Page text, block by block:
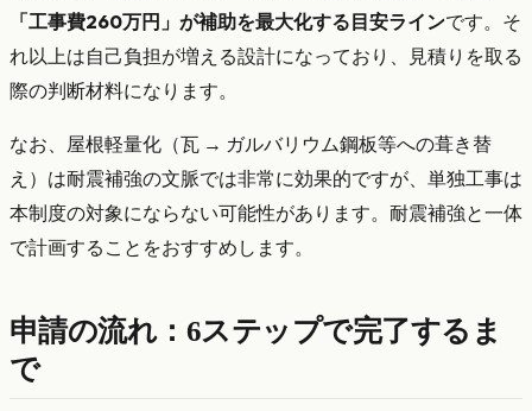
「工事費260万円」が補助を最大化する目安ラインです。そ
れ以上は自己負担が増える設計になっており、見積りを取る
際の判断材料になります。
なお、屋根軽量化（瓦 → ガルバリウム鋼板等への葺き替
え）は耐震補強の文脈では非常に効果的ですが、単独工事は
本制度の対象にならない可能性があります。耐震補強と一体
で計画することをおすすめします。
申請の流れ：6ステップで完了するま
で